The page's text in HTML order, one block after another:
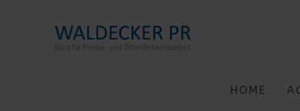
HOME